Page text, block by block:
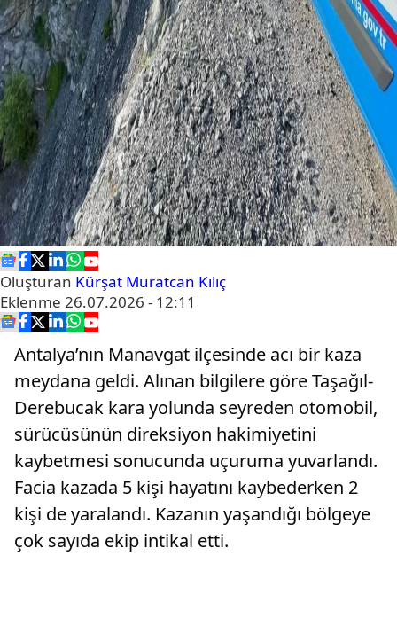
Oluşturan Kürşat Muratcan Kılıç
Eklenme 26.07.2026 - 12:11
Antalya’nın Manavgat ilçesinde acı bir kaza
meydana geldi. Alınan bilgilere göre Taşağıl-
Derebucak kara yolunda seyreden otomobil,
sürücüsünün direksiyon hakimiyetini
kaybetmesi sonucunda uçuruma yuvarlandı.
Facia kazada 5 kişi hayatını kaybederken 2
kişi de yaralandı. Kazanın yaşandığı bölgeye
çok sayıda ekip intikal etti.